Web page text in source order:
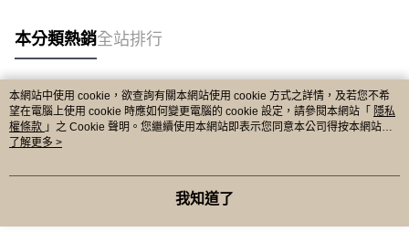
本分類熱銷全站排行
熱門標籤
本網站中使用 cookie，欲查詢有關本網站使用 cookie 方式之詳情，及若您不希
望在電腦上使用 cookie 時應如何變更電腦的 cookie 設定，請參閱本網站「 隱私
權條款 」之 Cookie 聲明。您繼續使用本網站即表示您同意本公司得按本網站使
用條款之 Cookie 聲明使用 cookie。
了解更多 >
我知道了